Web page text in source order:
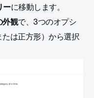
ーに移動します。
外観で、3つのオプシ
は正方形）から選択